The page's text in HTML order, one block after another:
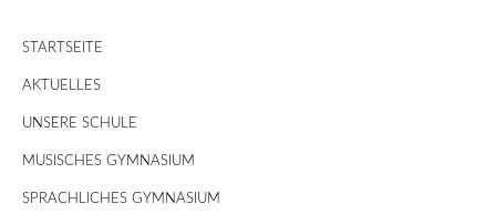
STARTSEITE
AKTUELLES
UNSERE SCHULE
MUSISCHES GYMNASIUM
SPRACHLICHES GYMNASIUM